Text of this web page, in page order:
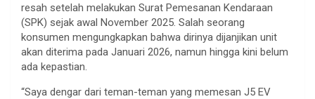
resah setelah melakukan Surat Pemesanan Kendaraan
(SPK) sejak awal November 2025. Salah seorang
konsumen mengungkapkan bahwa dirinya dijanjikan unit
akan diterima pada Januari 2026, namun hingga kini belum
ada kepastian.
“Saya dengar dari teman-teman yang memesan J5 EV